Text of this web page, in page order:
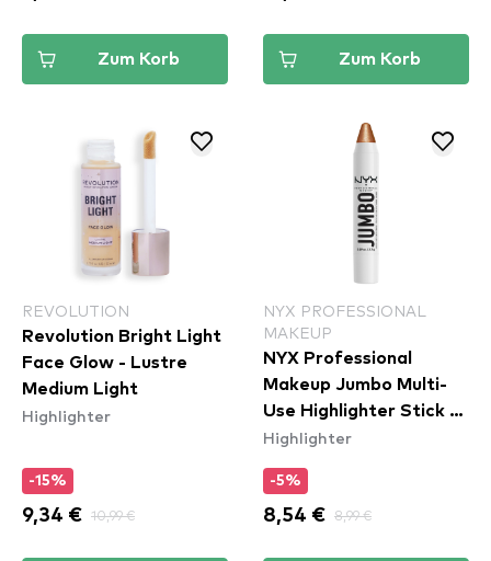
Zum Korb Zum Korb
REVOLUTION
Revolution Bright Light
Face Glow - Lustre
Medium Light
Highlighter
-15%
9,34 € 10,99 €
NYX PROFESSIONAL
MAKEUP
NYX Professional
Makeup Jumbo Multi-
Use Highlighter Stick -
Apple Pie (JHS05)
Highlighter
-5%
8,54 € 8,99 €